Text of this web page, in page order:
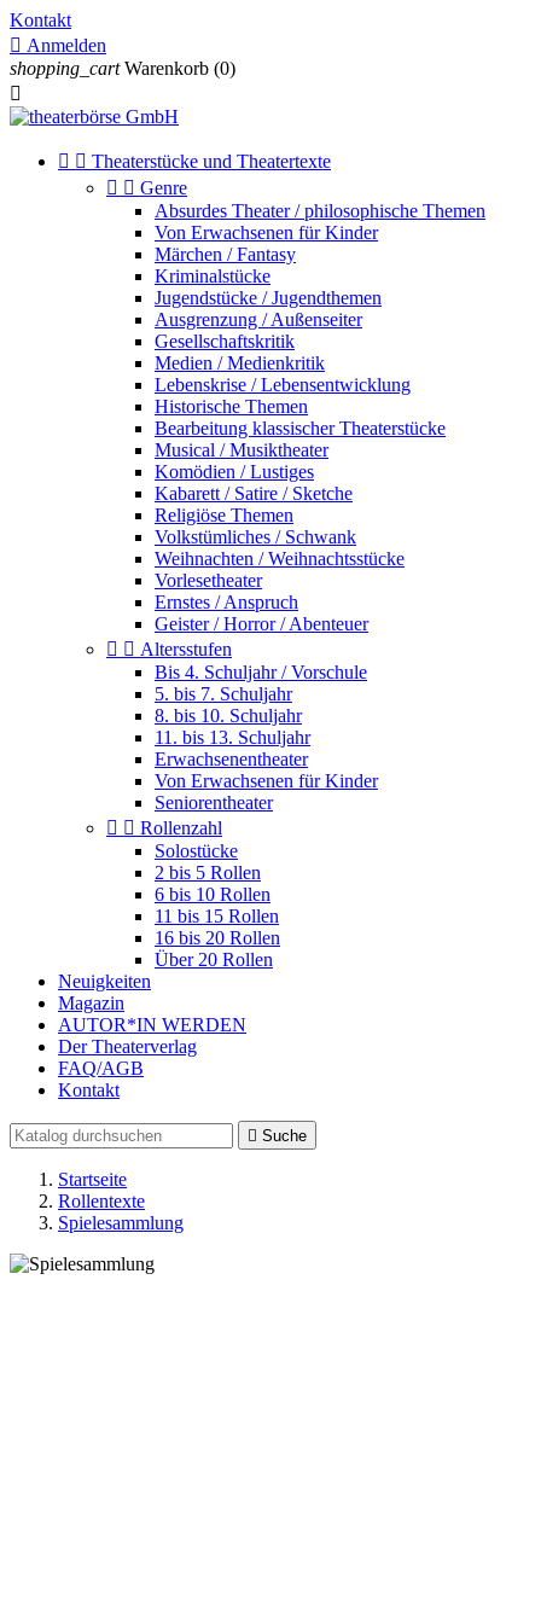
Kontakt
 Anmelden
shopping_cart Warenkorb (0)

  Theaterstücke und Theatertexte
  Genre
Absurdes Theater / philosophische Themen
Von Erwachsenen für Kinder
Märchen / Fantasy
Kriminalstücke
Jugendstücke / Jugendthemen
Ausgrenzung / Außenseiter
Gesellschaftskritik
Medien / Medienkritik
Lebenskrise / Lebensentwicklung
Historische Themen
Bearbeitung klassischer Theaterstücke
Musical / Musiktheater
Komödien / Lustiges
Kabarett / Satire / Sketche
Religiöse Themen
Volkstümliches / Schwank
Weihnachten / Weihnachtsstücke
Vorlesetheater
Ernstes / Anspruch
Geister / Horror / Abenteuer
  Altersstufen
Bis 4. Schuljahr / Vorschule
5. bis 7. Schuljahr
8. bis 10. Schuljahr
11. bis 13. Schuljahr
Erwachsenentheater
Von Erwachsenen für Kinder
Seniorentheater
  Rollenzahl
Solostücke
2 bis 5 Rollen
6 bis 10 Rollen
11 bis 15 Rollen
16 bis 20 Rollen
Über 20 Rollen
Neuigkeiten
Magazin
AUTOR*IN WERDEN
Der Theaterverlag
FAQ/AGB
Kontakt
 Suche
Startseite
Rollentexte
Spielesammlung